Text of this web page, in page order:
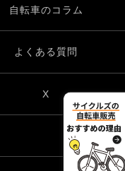
自転車のコラム
よくある質問
X